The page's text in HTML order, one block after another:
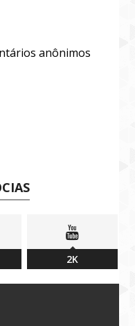
anônimos
2K